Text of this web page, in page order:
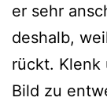
er sehr
deshalb,
rückt. Klenk
Bild zu